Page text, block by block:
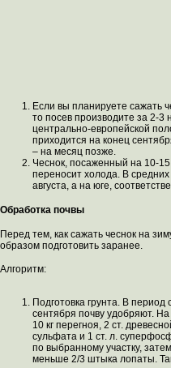
Если вы планируете сажать
то посев производите за 2-
центрально-европейской
приходится на конец
– на месяц позже.
Чеснок, посаженный на 10-15
переносит холода. В
августа, а на юге,
Обработка почвы
Перед тем, как сажать чеснок на
образом подготовить заранее.
Алгоритм:
Подготовка грунта. В
сентября почву удобряют.
10 кг перегноя, 2 ст.
сульфата и 1 ст. л.
по выбранному участку,
меньше 2/3 штыка лопаты.